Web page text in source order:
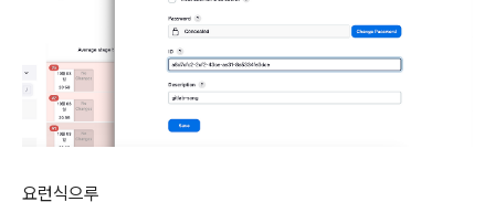
요런식으루